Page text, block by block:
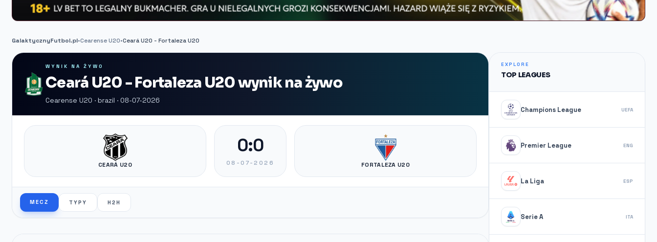
GalaktycznyFutbol.pl•Cearense U20•Ceará U20 - Fortaleza U20
WYNIK NA ŻYWO
Ceará U20 - Fortaleza U20 wynik na żywo
Cearense U20 · brazil · 08-07-2026
CEARÁ U20
0:0
08-07-2026 FORTALEZA U20
MECZ TYPY H2H
EXPLORE
TOP LEAGUES
Champions League UEFA
Premier League ENG
La Liga ESP
Serie A ITA